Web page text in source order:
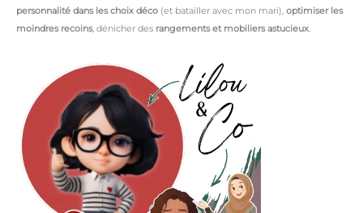
personnalité dans les choix déco (et batailler avec mon mari), optimiser les
moindres recoins, dénicher des rangements et mobiliers astucieux.